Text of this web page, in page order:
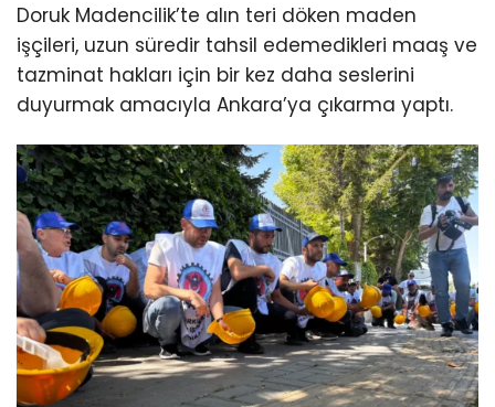
Doruk Madencilik’te alın teri döken maden
işçileri, uzun süredir tahsil edemedikleri maaş ve
tazminat hakları için bir kez daha seslerini
duyurmak amacıyla Ankara’ya çıkarma yaptı.